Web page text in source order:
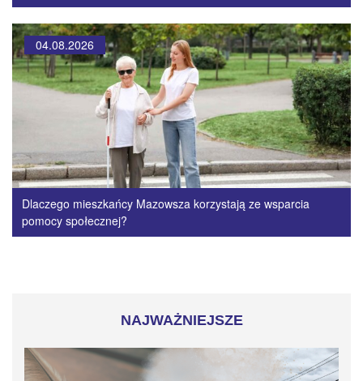
04.08.2026
Dlaczego mieszkańcy Mazowsza korzystają ze wsparcia
pomocy społecznej?
NAJWAŻNIEJSZE